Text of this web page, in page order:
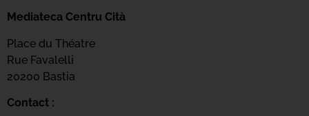
Mediateca Centru Cità
Place du Théatre
Rue Favalelli
20200 Bastia
Contact :